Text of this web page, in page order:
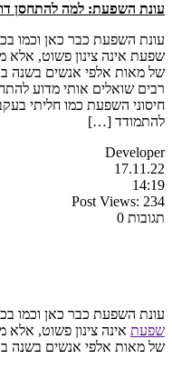
עונת השפעת: למה להתחסן
עונת השפעת כבר כאן וכמו
שפעת אינה צינון פשוט, אלא
של מאות אלפי אנשים בשנה
רבים שואלים אותי מדוע
חיסוני השפעת כמו חליתי
להתמודד […]
Developer
17.11.22
14:19
Post Views: 234
תגובות 0
עונת השפעת כבר כאן וכמו
שפעת אינה צינון פשוט,
של מאות אלפי אנשים בשנה